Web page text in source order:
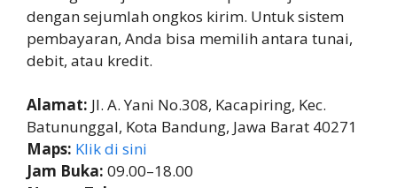
dengan sejumlah ongkos kirim. Untuk sistem
pembayaran, Anda bisa memilih antara tunai,
debit, atau kredit.
Alamat: Jl. A. Yani No.308, Kacapiring, Kec.
Batununggal, Kota Bandung, Jawa Barat 40271
Maps: Klik di sini
Jam Buka: 09.00–18.00